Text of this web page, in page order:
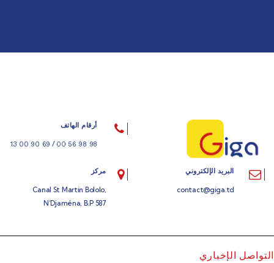
أرقام الهاتف
98 98 56 00
/
69 90 00 13
البريد الإلكتروني
contact@giga.td
مركز
Canal St Martin Bololo,
N’Djaména, B.P 587
التواصل الإخباري